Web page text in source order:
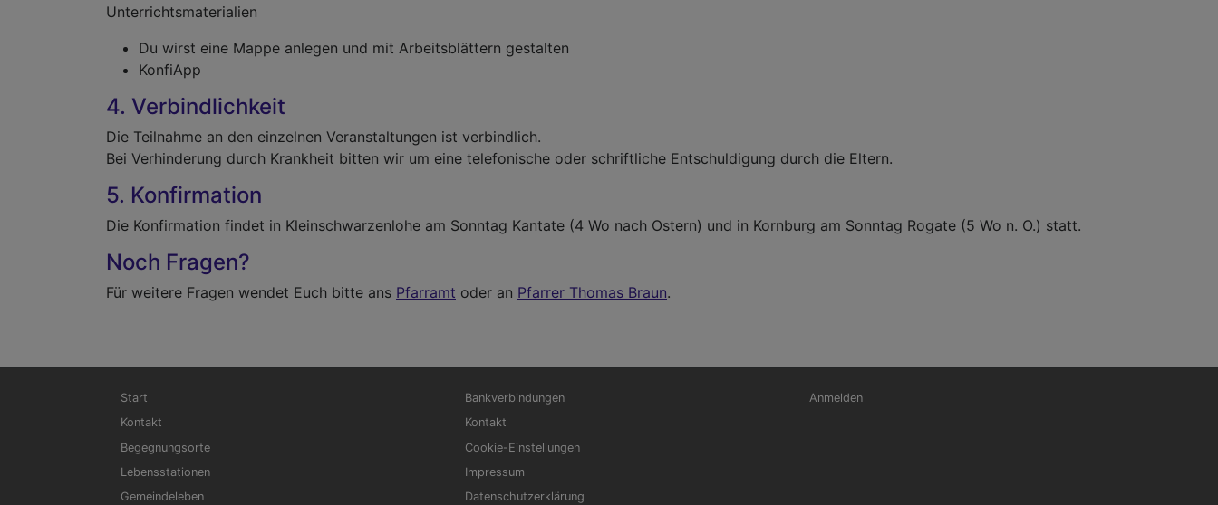
Unterrichtsmaterialien
Du wirst eine Mappe anlegen und mit Arbeitsblättern gestalten
KonfiApp
4. Verbindlichkeit
Die Teilnahme an den einzelnen Veranstaltungen ist verbindlich.
Bei Verhinderung durch Krankheit bitten wir um eine telefonische oder schriftliche Entschuldigung durch die Eltern.
5. Konfirmation
Die Konfirmation findet in Kleinschwarzenlohe am Sonntag Kantate (4 Wo nach Ostern) und in Kornburg am Sonntag Rogate (5 Wo n. O.) statt.
Noch Fragen?
Für weitere Fragen wendet Euch bitte ans Pfarramt oder an Pfarrer Thomas Braun.
Hauptnavigation
Start
Kontakt
Begegnungsorte
Lebensstationen
Gemeindeleben
Fußbereichsmenü
Bankverbindungen
Kontakt
Cookie-Einstellungen
Impressum
Datenschutzerklärung
Benutzermenü
Anmelden